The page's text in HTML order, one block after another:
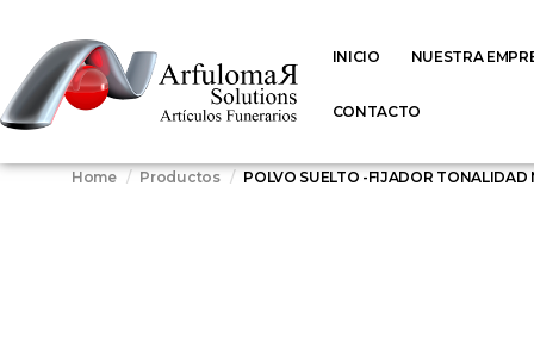
INICIO NUESTRA
CONTACTO
Home Productos POLVO SUELTO -FIJADOR TONALIDAD